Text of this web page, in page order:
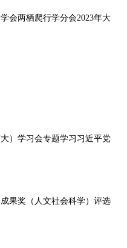
会两栖爬行学分会2023年大
）学习会专题学习习近平党
果奖（人文社会科学）评选